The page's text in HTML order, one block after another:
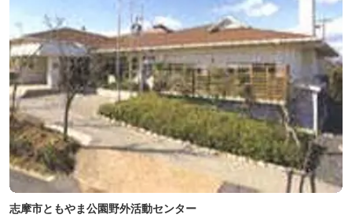
志摩市ともやま公園野外活動センター